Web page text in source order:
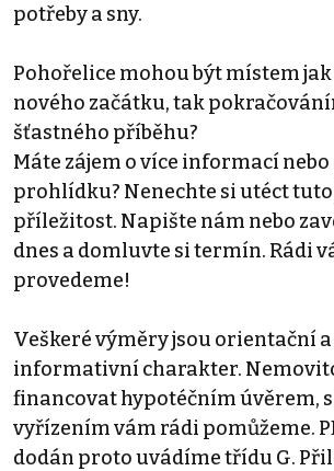
potřeby a sny.
Pohořelice mohou být místem
nového začátku, tak
šťastného příběhu?
Máte zájem o více informací nebo
prohlídku? Nenechte si utéct
příležitost. Napište nám nebo
dnes a domluvte si termín. Rádi
provedeme!
Veškeré výměry jsou orientační
informativní charakter.
financovat hypotéčním úvěrem, s
vyřízením vám rádi pomůžeme.
dodán proto uvádíme třídu G.